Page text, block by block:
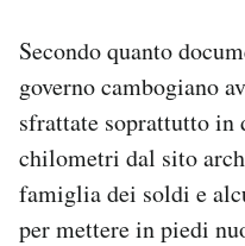
Secondo quanto
governo cambogiano
sfrattate soprattutto in
chilometri dal sito
famiglia dei soldi e
per mettere in piedi